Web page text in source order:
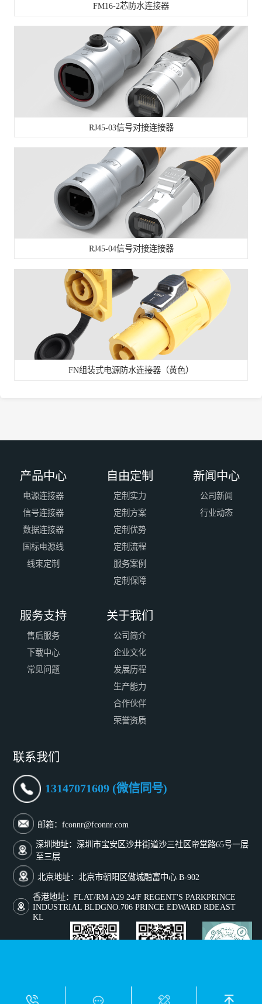
FM16-2芯防水连接器
RJ45-03信号对接连接器
RJ45-04信号对接连接器
FN组装式电源防水连接器（黄色）
产品中心
电源连接器
信号连接器
数据连接器
国标电源线
线束定制
自由定制
定制实力
定制方案
定制优势
定制流程
服务案例
定制保障
新闻中心
公司新闻
行业动态
服务支持
售后服务
下载中心
常见问题
关于我们
公司简介
企业文化
发展历程
生产能力
合作伙伴
荣誉资质
联系我们
13147071609 (微信同号)
邮箱：fconnr@fconnr.com
深圳地址：深圳市宝安区沙井街道沙三社区帝堂路65号一层
至三层
北京地址：北京市朝阳区傲城融富中心 B-902
香港地址：FLAT/RM A29 24/F REGENT'S PARKPRINCE
INDUSTRIAL BLDGNO.706 PRINCE EDWARD RDEAST
KL
友情链接： 1688工厂店